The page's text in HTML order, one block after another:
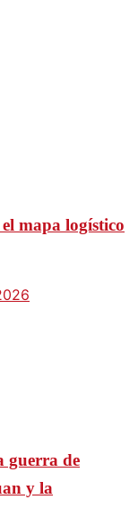
mapa logístico
guerra de
y la